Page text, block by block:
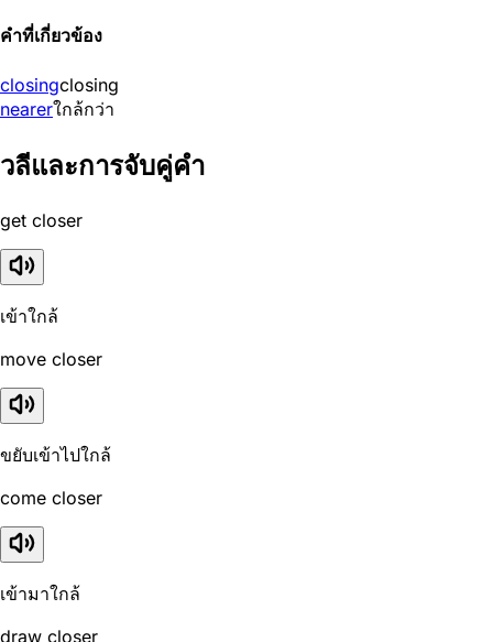
คำที่เกี่ยวข้อง
closingclosing
nearerใกล้กว่า
วลีและการจับคู่คำ
get closer
เข้าใกล้
move closer
ขยับเข้าไปใกล้
come closer
เข้ามาใกล้
draw closer